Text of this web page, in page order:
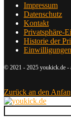
Impressum
Datenschutz
Kontakt
Privatsphäre-
Historie der
© 2021 - 2025 youkick.de -
Zurück an den